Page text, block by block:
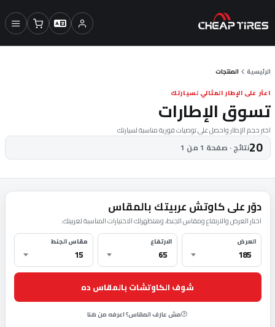
الرئيسية
المنتجات
اعثر على الإطار المثالي لسيارتك
تسوق الإطارات
اختر حجم الإطار واحصل على توصيات فورية مناسبة لسيارتك
20نتائج · صفحة 1 من 1
دوّر على كاوتش عربيتك بالمقاس
اختار العرض والارتفاع ومقاس الجنط، وهتظهرلك الاختيارات المناسبة لعربيتك.
العرض
185
الارتفاع
65
مقاس الجنط
15
شوف الكاوتشات بالمقاس ده
مش عارف المقاس؟ اعرفه من هنا